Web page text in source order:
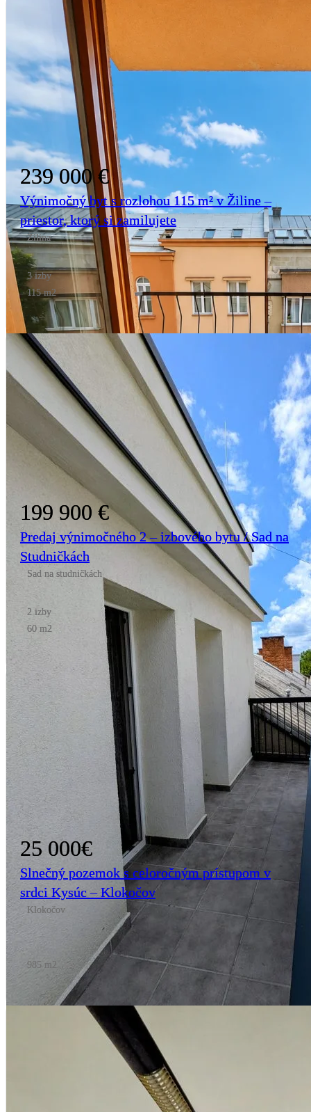
239 000 €
Výnimočný byt s rozlohou 115 m² v Žiline –
priestor, ktorý si zamilujete
Žilina
3 izby
115 m2
199 900 €
Predaj výnimočného 2 – izbového bytu / Sad na
Studničkách
Sad na studničkách
2 izby
60 m2
25 000€
Slnečný pozemok s celoročným prístupom v
srdci Kysúc – Klokočov
Klokočov
985 m2